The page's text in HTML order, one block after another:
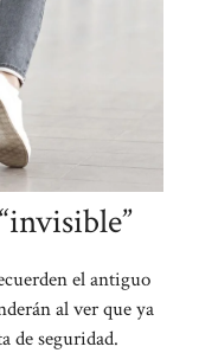
el antiguo
al ver que ya
de seguridad.